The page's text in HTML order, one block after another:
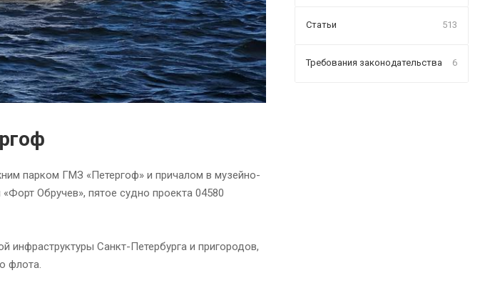
парком ГМЗ «Петергоф» и причалом в музейно-
Обручев», пятое судно проекта 04580
инфраструктуры Санкт-Петербурга и пригородов,
флота.
Статьи 513
Требования законодательства 6